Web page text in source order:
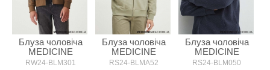
Блуза чоловіча
MEDICINE
RW24-BLM301
Блуза чоловіча
MEDICINE
RS24-BLMA52
Блуза чоловіча
MEDICINE
RS24-BLM050